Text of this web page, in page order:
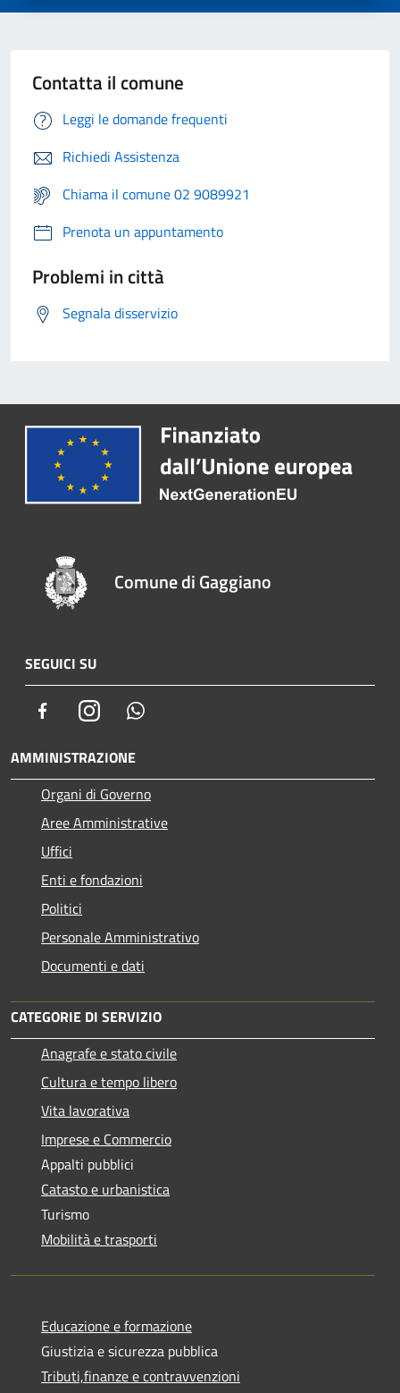
Contatta il comune
Leggi le domande frequenti
Richiedi Assistenza
Chiama il comune 02 9089921
Prenota un appuntamento
Problemi in città
Segnala disservizio
Comune di Gaggiano
SEGUICI SU
FacebookInstagram
AMMINISTRAZIONE
Organi di Governo
Aree Amministrative
Uffici
Enti e fondazioni
Politici
Personale Amministrativo
Documenti e dati
CATEGORIE DI SERVIZIO
Anagrafe e stato civile
Cultura e tempo libero
Vita lavorativa
Imprese e Commercio
Appalti pubblici
Catasto e urbanistica
Turismo
Mobilità e trasporti
Educazione e formazione
Giustizia e sicurezza pubblica
Tributi,finanze e contravvenzioni